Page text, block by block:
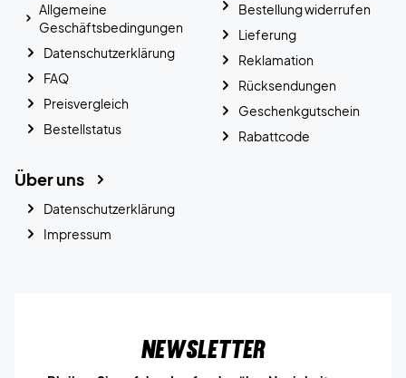
Allgemeine
Geschäftsbedingungen
Datenschutzerklärung
FAQ
Preisvergleich
Bestellstatus
Bestellung widerrufen
Lieferung
Reklamation
Rücksendungen
Geschenkgutschein
Rabattcode
Über uns
Datenschutzerklärung
Impressum
Newsletter